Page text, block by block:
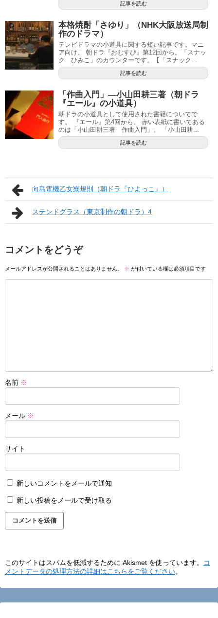
記事を読む
本格焼酎「さゆり」（NHK大阪放送局制
作のドラマ）
テレビドラマの小道具に関する短い記事です。マニ
ア向け。 朝ドラ『おむすび』第12回から。「スナッ
ク ひみこ」のカウンターです。【「スナック...
記事を読む
「作曲入門」―小山田耕三著（朝ドラ
『エール』の小道具）
朝ドラの小道具として使用された書籍についてで
す。 『エール』第4回から。 赤い表紙に書いてある
のは「小山田耕三著 作曲入門」。 「小山田耕...
記事を読む
向島電機乙女寮規則（朝ドラ『ひよっこ』）
ステンドグラス（東京制作の朝ドラ）4
コメントをどうぞ
メールアドレスが公開されることはありません。 ※ が付いている欄は必須項目です
名前 ※
メール ※
サイト
新しいコメントをメールで通知
新しい投稿をメールで受け取る
このサイトはスパムを低減するために Akismet を使っています。
コ
メントデータの処理方法の詳細はこちらをご覧ください。